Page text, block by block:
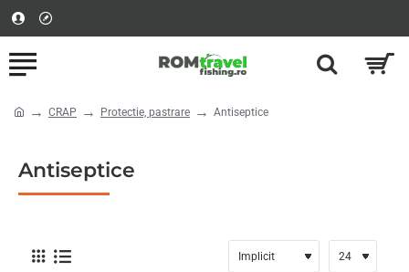
Antiseptice
CRAP Protectie, pastrare Antiseptice